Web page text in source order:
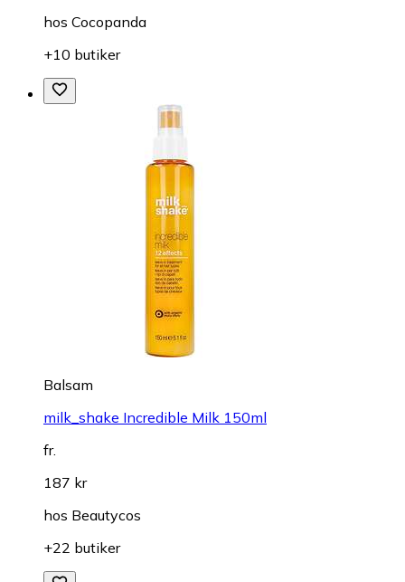
hos Cocopanda
+10 butiker
Balsam
milk_shake Incredible Milk 150ml
fr.
187 kr
hos Beautycos
+22 butiker